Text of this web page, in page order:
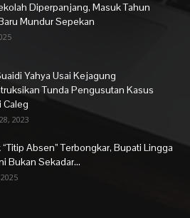
Diperpanjang, Masuk Tahun
Mundur Sepekan
Yahya Usai Kejagung
Tunda Pengusutan Kasus
Caleg
2023
Absen” Terbongkar, Bupati Lingga
Bukan Sekadar...